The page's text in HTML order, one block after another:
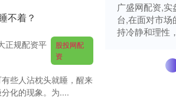
不着？
正规配资平
股投网配
资
些人沾枕头就睡，醒来
化的现象。为....
广盛网配资,
台,在面对市
持冷静和理性